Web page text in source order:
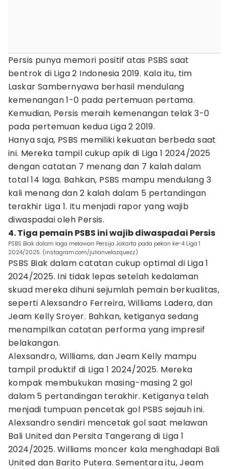
Persis punya memori positif atas PSBS saat
bentrok di Liga 2 Indonesia 2019. Kala itu, tim
Laskar Sambernyawa berhasil mendulang
kemenangan 1-0 pada pertemuan pertama.
Kemudian, Persis meraih kemenangan telak 3-0
pada pertemuan kedua Liga 2 2019.
Hanya saja, PSBS memiliki kekuatan berbeda saat
ini. Mereka tampil cukup apik di Liga 1 2024/2025
dengan catatan 7 menang dan 7 kalah dalam
total 14 laga. Bahkan, PSBS mampu mendulang 3
kali menang dan 2 kalah dalam 5 pertandingan
terakhir Liga 1. Itu menjadi rapor yang wajib
diwaspadai oleh Persis.
4. Tiga pemain PSBS ini wajib diwaspadai Persis
PSBS Biak dalam laga melawan Persija Jakarta pada pekan ke-4 Liga 1
2024/2025. (instagram.com/julianvelazquezz)
PSBS Biak dalam catatan cukup optimal di Liga 1
2024/2025. Ini tidak lepas setelah kedalaman
skuad mereka dihuni sejumlah pemain berkualitas,
seperti Alexsandro Ferreira, Williams Ladera, dan
Jeam Kelly Sroyer. Bahkan, ketiganya sedang
menampilkan catatan performa yang impresif
belakangan.
Alexsandro, Williams, dan Jeam Kelly mampu
tampil produktif di Liga 1 2024/2025. Mereka
kompak membukukan masing-masing 2 gol
dalam 5 pertandingan terakhir. Ketiganya telah
menjadi tumpuan pencetak gol PSBS sejauh ini.
Alexsandro sendiri mencetak gol saat melawan
Bali United dan Persita Tangerang di Liga 1
2024/2025. Williams moncer kala menghadapi Bali
United dan Barito Putera. Sementara itu, Jeam